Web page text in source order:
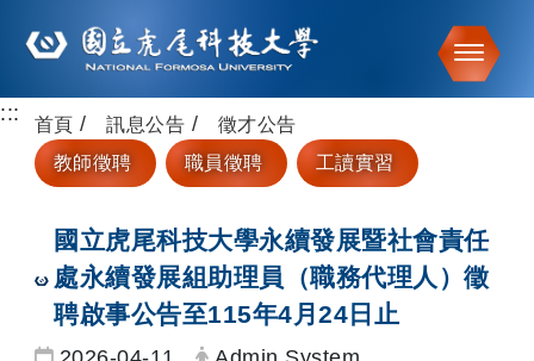
跳到主要內容
::: 首頁 訊息公告
徵才公告
教師徵聘
職員徵聘 工讀實習
國立虎尾科技大學永續發展暨社會責任
處永續發展組助理員（職務代理人）徵
聘啟事公告至115年4月24日止
日期： 發布者：